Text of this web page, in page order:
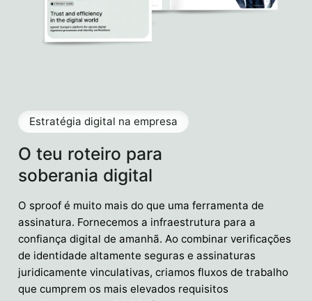
O teu roteiro para
soberania digital
Estratégia digital na empresa
O sproof é muito mais do que uma ferramenta de
assinatura. Fornecemos a infraestrutura para a
confiança digital de amanhã. Ao combinar verificações
de identidade altamente seguras e assinaturas
juridicamente vinculativas, criamos fluxos de trabalho
que cumprem os mais elevados requisitos